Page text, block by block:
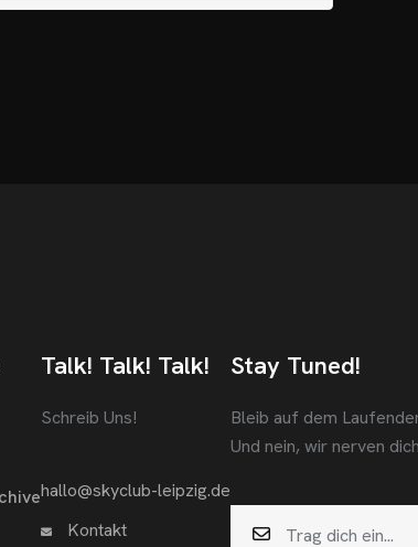
Talk! Talk! Talk!
Schreib Uns!
hallo@skyclub-leipzig.de
Kontakt
Stay Tuned!
Bleib auf dem
Und nein, wir nerven